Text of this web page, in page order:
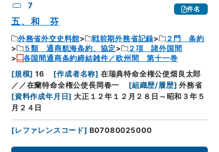
7 件名
五、和 芬
外務省外交史料館 戦前期外務省記録
２門 条約
５類 通商航海条約、協定
２項 諸外国間
各国間通商条約締結雑件／欧州間 第十一巻
[規模] 16 [作成者名称] 在瑞典特命全権公使畑良太郎
／／在蘭特命全権公使長岡春一
[組織歴/履歴] 外務省
[資料作成年月日] 大正１２年１２月２８日～昭和３年５
月２４日
[レファレンスコード] B07080025000